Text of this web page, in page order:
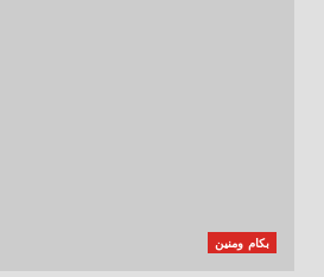
بكام ومنين